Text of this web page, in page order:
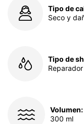
Tipo de
Seco y
Tipo de
Reparador
Volumen:
300 ml